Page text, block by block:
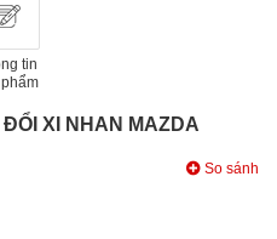
tin
XI NHAN MAZDA
So sánh